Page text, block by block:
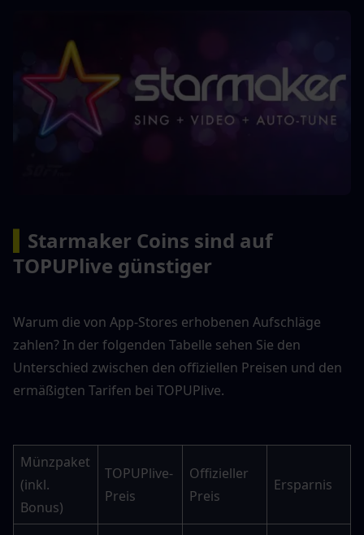
Starmaker Coins sind auf
TOPUPlive günstiger
Warum die von App-Stores erhobenen Aufschläge
zahlen? In der folgenden Tabelle sehen Sie den
Unterschied zwischen den offiziellen Preisen und den
ermäßigten Tarifen bei TOPUPlive.
Münzpaket
(inkl.
Bonus)
TOPUPlive-
Preis
Offizieller
Preis
Ersparnis